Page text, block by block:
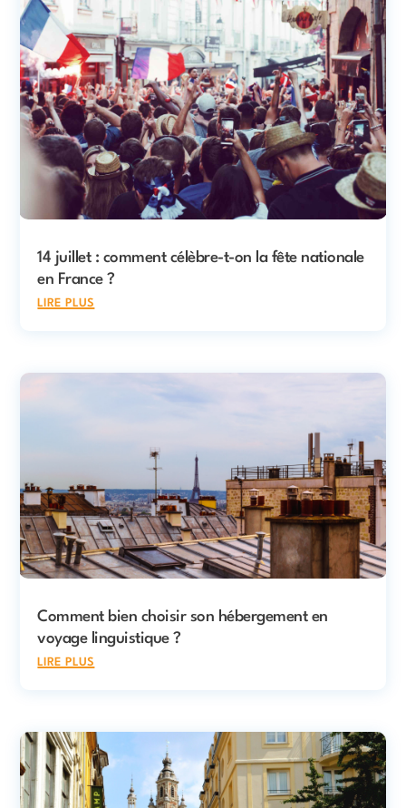
14 juillet : comment célèbre-t-on la fête nationale
en France ?
lire plus
Comment bien choisir son hébergement en
voyage linguistique ?
lire plus